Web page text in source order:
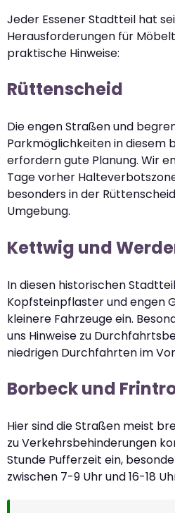
Jeder Essener Stadtteil hat
Herausforderungen für
praktische Hinweise:
Rüttenscheid
Die engen Straßen und
Parkmöglichkeiten in diesem
erfordern gute Planung. Wir
Tage vorher
besonders in der
Umgebung.
Kettwig und
In diesen historischen
Kopfsteinpflaster und engen
kleinere Fahrzeuge ein.
uns Hinweise zu
niedrigen Durchfahrten im
Borbeck und
Hier sind die Straßen meist
zu Verkehrsbehinderungen
Stunde Pufferzeit ein,
zwischen 7-9 Uhr und 16-18